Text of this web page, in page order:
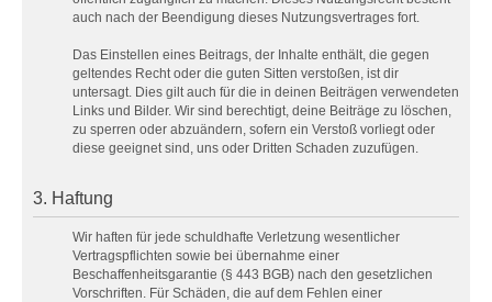
auch nach der Beendigung dieses Nutzungsvertrages fort.
Das Einstellen eines Beitrags, der Inhalte enthält, die gegen
geltendes Recht oder die guten Sitten verstoßen, ist dir
untersagt. Dies gilt auch für die in deinen Beiträgen verwendeten
Links und Bilder. Wir sind berechtigt, deine Beiträge zu löschen,
zu sperren oder abzuändern, sofern ein Verstoß vorliegt oder
diese geeignet sind, uns oder Dritten Schaden zuzufügen.
3. Haftung
Wir haften für jede schuldhafte Verletzung wesentlicher
Vertragspflichten sowie bei übernahme einer
Beschaffenheitsgarantie (§ 443 BGB) nach den gesetzlichen
Vorschriften. Für Schäden, die auf dem Fehlen einer